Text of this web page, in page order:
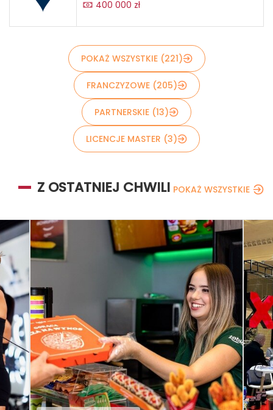
400 000 zł
POKAŻ WSZYSTKIE (221)
FRANCZYZOWE (205)
PARTNERSKIE (13)
LICENCJE MASTER (3)
Z OSTATNIEJ CHWILI POKAŻ WSZYSTKIE